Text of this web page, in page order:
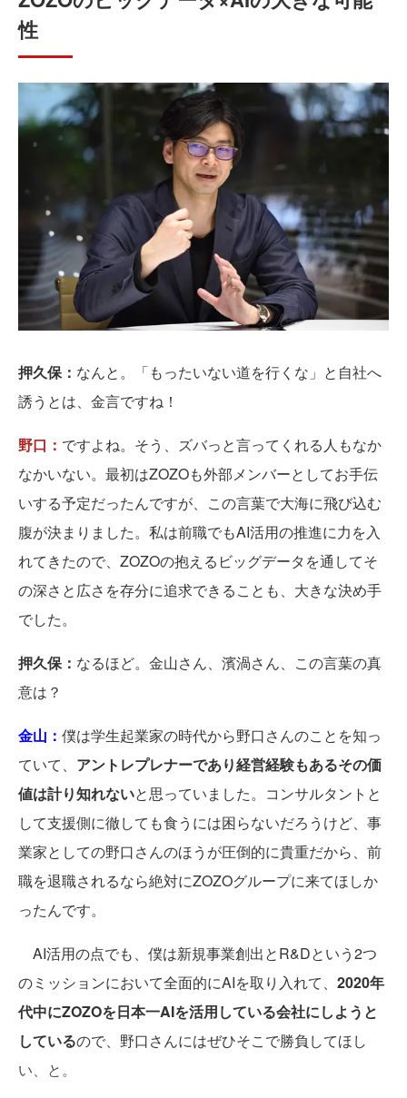
性
押久保： なんと。「もったいない道を行くな」と自社へ
誘うとは、金言ですね！
野口： ですよね。そう、ズバっと言ってくれる人もなか
なかいない。最初はZOZOも外部メンバーとしてお手伝
いする予定だったんですが、この言葉で大海に飛び込む
腹が決まりました。私は前職でもAI活用の推進に力を入
れてきたので、ZOZOの抱えるビッグデータを通してそ
の深さと広さを存分に追求できることも、大きな決め手
でした。
押久保： なるほど。金山さん、濱渦さん、この言葉の真
意は？
金山： 僕は学生起業家の時代から野口さんのことを知っ
ていて、 アントレプレナーであり経営経験もあるその価
値は計り知れないと思っていました。コンサルタントと
して支援側に徹しても食うには困らないだろうけど、事
業家としての野口さんのほうが圧倒的に貴重だから、前
職を退職されるなら絶対にZOZOグループに来てほしか
ったんです。
AI活用の点でも、僕は新規事業創出とR&Dという2つ
のミッションにおいて全面的にAIを取り入れて、 2020年
代中にZOZOを日本一AIを活用している会社にしようと
しているので、野口さんにはぜひそこで勝負してほし
い、と。